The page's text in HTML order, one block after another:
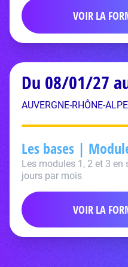
VOIR LA
Du 08/01/27
AUVERGNE-RHÔNE-
Les bases |
Les modules 1, 2 et 3
jours par mois
VOIR LA